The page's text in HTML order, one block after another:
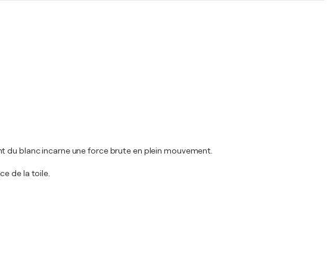
du blanc incarne une force brute en plein mouvement.
de la toile.